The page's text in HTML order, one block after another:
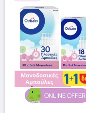
ONLINE OFFER